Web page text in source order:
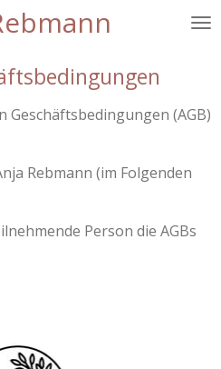
Geschäftsbedingungen (AGB)
Rebmann (im Folgenden
Person die AGBs